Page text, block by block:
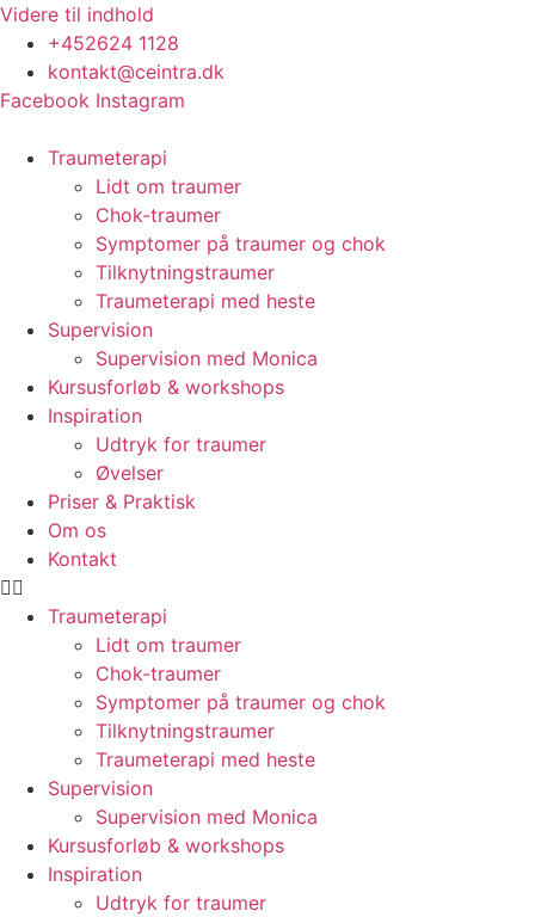
Videre til indhold
+452624 1128
kontakt@ceintra.dk
Facebook Instagram
Traumeterapi
Lidt om traumer
Chok-traumer
Symptomer på traumer og chok
Tilknytningstraumer
Traumeterapi med heste
Supervision
Supervision med Monica
Kursusforløb & workshops
Inspiration
Udtryk for traumer
Øvelser
Priser & Praktisk
Om os
Kontakt
Traumeterapi
Lidt om traumer
Chok-traumer
Symptomer på traumer og chok
Tilknytningstraumer
Traumeterapi med heste
Supervision
Supervision med Monica
Kursusforløb & workshops
Inspiration
Udtryk for traumer